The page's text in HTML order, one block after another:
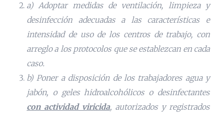
a) Adoptar medidas de ventilación, limpieza y
desinfección adecuadas a las características e
intensidad de uso de los centros de trabajo, con
arreglo a los protocolos que se establezcan en cada
caso.
b) Poner a disposición de los trabajadores agua y
jabón, o geles hidroalcohólicos o desinfectantes
con actividad viricida, autorizados y registrados